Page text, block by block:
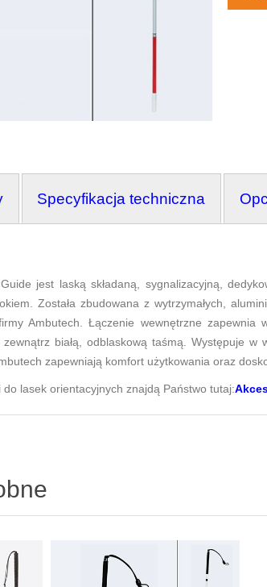
Specyfikacja techniczna
jest laską składaną, sygnalizacyjną,
Została zbudowana z wytrzymałych,
Ambutech. Łączenie wewnętrzne
białą, odblaskową taśmą. Występuje
zapewniają komfort użytkowania oraz
lasek orientacyjnych znajdą Państwo tutaj: